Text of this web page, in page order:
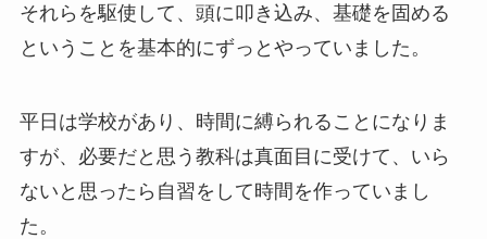
それらを駆使して、頭に叩き込み、基礎を固める
ということを基本的にずっとやっていました。
平日は学校があり、時間に縛られることになりま
すが、必要だと思う教科は真面目に受けて、いら
ないと思ったら自習をして時間を作っていまし
た。